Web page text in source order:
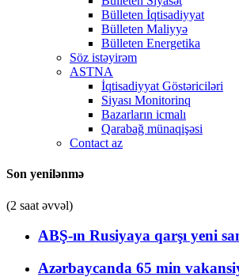
Bülleten İqtisadiyyat
Bülleten Maliyyə
Bülleten Energetika
Söz istəyirəm
ASTNA
İqtisadiyyat Göstəriciləri
Siyası Monitorinq
Bazarların icmalı
Qarabağ münaqişəsi
Contact az
Son yenilənmə
(2 saat əvvəl)
ABŞ-ın Rusiyaya qarşı yeni
Azərbaycanda 65 min